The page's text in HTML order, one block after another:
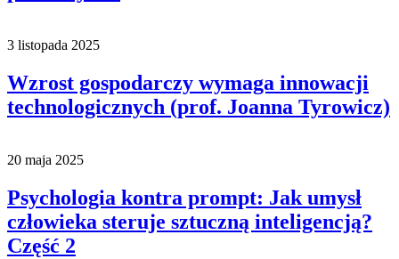
3 listopada 2025
Wzrost gospodarczy wymaga innowacji
technologicznych (prof. Joanna Tyrowicz)
20 maja 2025
Psychologia kontra prompt: Jak umysł
człowieka steruje sztuczną inteligencją?
Część 2